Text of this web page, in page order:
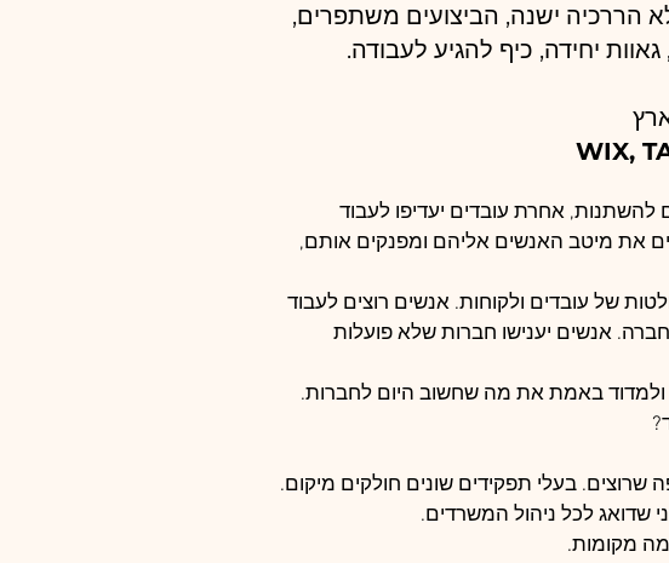
הררכיה ישנה, הביצועים משתפרים,
יחידה, כיף להגיע לעבודה.
WIX,
להשתנות, אחרת עובדים יעדיפו לעבוד
את מיטב האנשים אליהם ומפנקים אותם,
של עובדים ולקוחות. אנשים רוצים לעבוד
אנשים יענישו חברות שלא פועלות
ולמדוד באמת את מה שחשוב היום לחברות.
שרוצים. בעלי תפקידים שונים חולקים מיקום.
שדואג לכל ניהול המשרדים.
מקומות.